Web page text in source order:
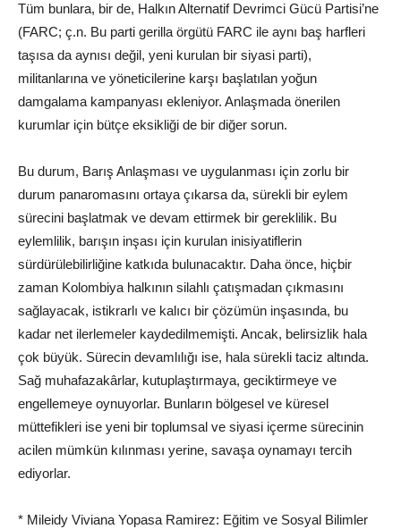
Tüm bunlara, bir de, Halkın Alternatif Devrimci Gücü Partisi’ne
(FARC; ç.n. Bu parti gerilla örgütü FARC ile aynı baş harfleri
taşısa da aynısı değil, yeni kurulan bir siyasi parti),
militanlarına ve yöneticilerine karşı başlatılan yoğun
damgalama kampanyası ekleniyor. Anlaşmada önerilen
kurumlar için bütçe eksikliği de bir diğer sorun.
Bu durum, Barış Anlaşması ve uygulanması için zorlu bir
durum panaromasını ortaya çıkarsa da, sürekli bir eylem
sürecini başlatmak ve devam ettirmek bir gereklilik. Bu
eylemlilik, barışın inşası için kurulan inisiyatiflerin
sürdürülebilirliğine katkıda bulunacaktır. Daha önce, hiçbir
zaman Kolombiya halkının silahlı çatışmadan çıkmasını
sağlayacak, istikrarlı ve kalıcı bir çözümün inşasında, bu
kadar net ilerlemeler kaydedilmemişti. Ancak, belirsizlik hala
çok büyük. Sürecin devamlılığı ise, hala sürekli taciz altında.
Sağ muhafazakârlar, kutuplaştırmaya, geciktirmeye ve
engellemeye oynuyorlar. Bunların bölgesel ve küresel
müttefikleri ise yeni bir toplumsal ve siyasi içerme sürecinin
acilen mümkün kılınması yerine, savaşa oynamayı tercih
ediyorlar.
* Mileidy Viviana Yopasa Ramirez: Eğitim ve Sosyal Bilimler